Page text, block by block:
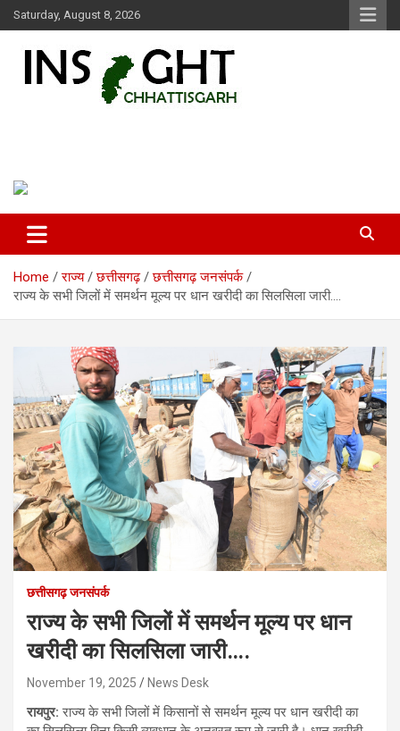
Skip
to
Saturday, August 8, 2026
Home राज्य छत्तीसगढ़
छत्तीसगढ़ जनसंपर्क
राज्य के सभी जिलों में समर्थन मूल्य पर धान खरीदी का सिलसिला जारी….
छत्तीसगढ़ जनसंपर्क
राज्य के सभी जिलों में समर्थन मूल्य पर धान
खरीदी का सिलसिला जारी….
November 19, 2025 News Desk
रायपुर:राज्य के सभी जिलों में किसानों से समर्थन मूल्य पर धान खरीदी का